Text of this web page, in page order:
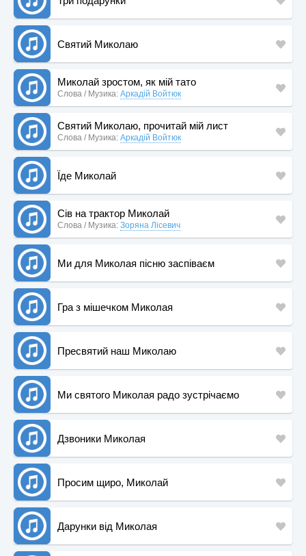
Святий Миколаю
Миколай зростом, як мій тато
Слова / Музика: Аркадій Войтюк
Святий Миколаю, прочитай мій лист
Слова / Музика: Аркадій Войтюк
Їде Миколай
Сів на трактор Миколай
Слова / Музика: Зоряна Лісевич
Ми для Миколая пісню заспіваєм
Гра з мішечком Миколая
Пресвятий наш Миколаю
Ми святого Миколая радо зустрічаємо
Дзвоники Миколая
Просим щиро, Миколай
Дарунки від Миколая